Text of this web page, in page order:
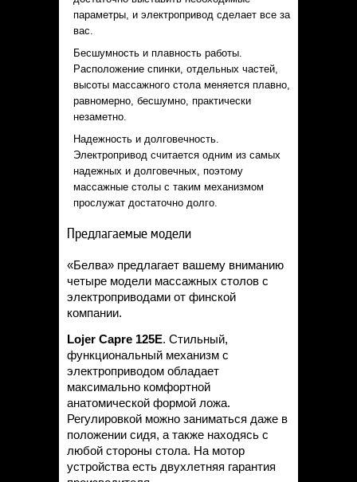
параметры, и электропривод сделает все за
вас.
Бесшумность и плавность работы.
Расположение спинки, отдельных частей,
высоты массажного стола меняется плавно,
равномерно, бесшумно, практически
незаметно.
Надежность и долговечность.
Электропривод считается одним из самых
надежных и долговечных, поэтому
массажные столы с таким механизмом
прослужат достаточно долго.
Предлагаемые модели
«Белва» предлагает вашему вниманию
четыре модели массажных столов с
электроприводами от финской
компании.
Lojer Capre 125E. Стильный,
функциональный механизм с
электроприводом обладает
максимально комфортной
анатомической формой ложа.
Регулировкой можно заниматься даже в
положении сидя, а также находясь с
любой стороны стола. На мотор
устройства есть двухлетняя гарантия